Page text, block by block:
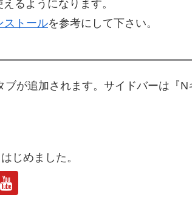
るようになります。
ストールを参考にして下さい。
ブが追加されます。サイドバーは『N
じめました。